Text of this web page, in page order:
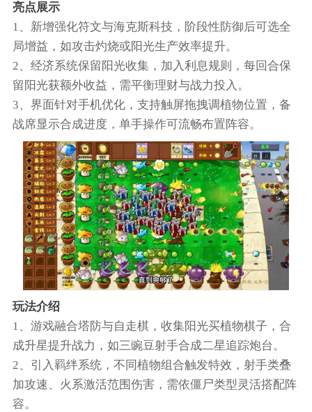
亮点展示
1、新增强化符文与海克斯科技，阶段性防御后可选全
局增益，如攻击灼烧或阳光生产效率提升。
2、经济系统保留阳光收集，加入利息规则，每回合保
留阳光获额外收益，需平衡理财与战力投入。
3、界面针对手机优化，支持触屏拖拽调植物位置，备
战席显示合成进度，单手操作可流畅布置阵容。
玩法介绍
1、游戏融合塔防与自走棋，收集阳光买植物棋子，合
成升星提升战力，如三豌豆射手合成二星追踪炮台。
2、引入羁绊系统，不同植物组合触发特效，射手类叠
加攻速、火系激活范围伤害，需依僵尸类型灵活搭配阵
容。